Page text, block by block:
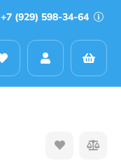
+7 (929) 598-34-64